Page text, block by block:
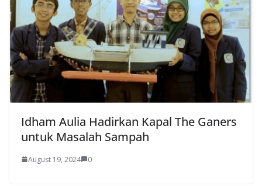
Idham Aulia Hadirkan Kapal The Ganers
untuk Masalah Sampah
August 19, 2024 0